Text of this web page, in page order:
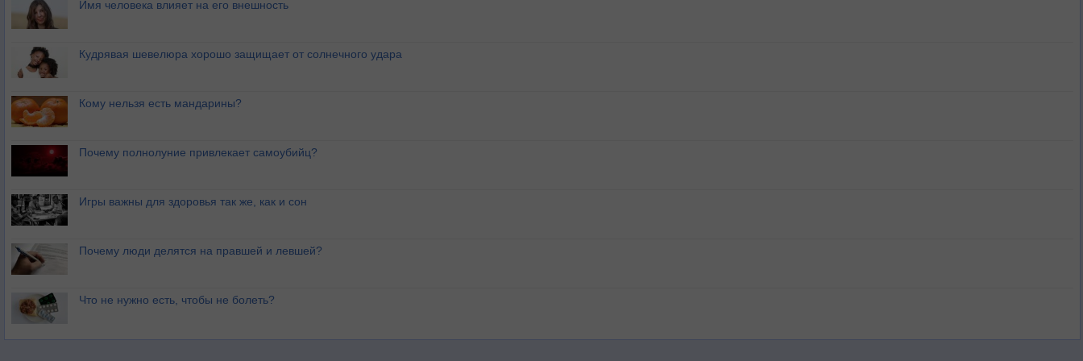
Имя человека влияет на его внешность
Кудрявая шевелюра хорошо защищает от солнечного удара
Кому нельзя есть мандарины?
Почему полнолуние привлекает самоубийц?
Игры важны для здоровья так же, как и сон
Почему люди делятся на правшей и левшей?
Что не нужно есть, чтобы не болеть?